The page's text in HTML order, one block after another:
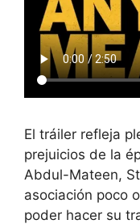
El tráiler refleja
prejuicios de la
Abdul-Mateen,
asociación poco
poder hacer su